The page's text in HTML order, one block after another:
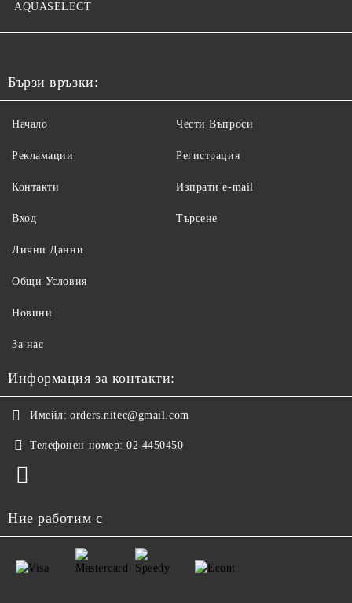
AQUASELECT
Бързи връзки:
Начало
Рекламации
Контакти
Вход
Чести Въпроси
Регистрация
Изпрати e-mail
Търсене
Лични Данни
Общи Условия
Новини
За нас
Информация за контакти:
Имейл: orders.nitec@gmail.com
Телефонен номер: 02 4450450
Ние работим с